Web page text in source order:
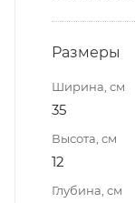
Размеры
Ширина, см
35
Высота, см
12
Глубина, см